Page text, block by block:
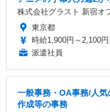
株式会社グラスト 新宿オ
東京都
時給1,900円～2,100円
派遣社員
一般事務・OA事務/人
作成等の事務